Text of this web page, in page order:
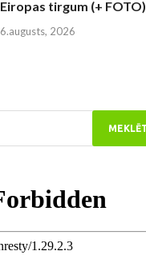
Eiropas tirgum (+ FOTO)
6.augusts, 2026